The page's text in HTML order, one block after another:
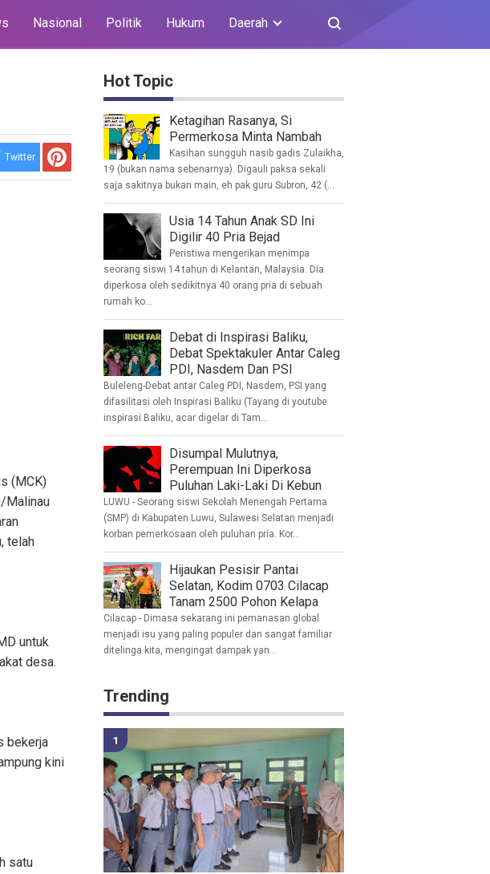
Nasional Politik Hukum Daerah
Twitter
(MCK)
Malinau
telah
untuk
desa.
bekerja
kini
satu
Hot Topic
Ketagihan Rasanya, Si
Permerkosa Minta Nambah
Kasihan sungguh nasib gadis Zulaikha,
19 (bukan nama sebenarnya). Digauli paksa sekali
saja sakitnya bukan main, eh pak guru Subron, 42 (...
Usia 14 Tahun Anak SD Ini
Digilir 40 Pria Bejad
Peristiwa mengerikan menimpa
seorang siswi 14 tahun di Kelantan, Malaysia. Dia
diperkosa oleh sedikitnya 40 orang pria di sebuah
rumah ko...
Debat di Inspirasi Baliku,
Debat Spektakuler Antar Caleg
PDI, Nasdem Dan PSI
Buleleng-Debat antar Caleg PDI, Nasdem, PSI yang
difasilitasi oleh Inspirasi Baliku (Tayang di youtube
inspirasi Baliku, acar digelar di Tam...
Disumpal Mulutnya,
Perempuan Ini Diperkosa
Puluhan Laki-Laki Di Kebun
LUWU - Seorang siswi Sekolah Menengah Pertama
(SMP) di Kabupaten Luwu, Sulawesi Selatan menjadi
korban pemerkosaan oleh puluhan pria. Kor...
Hijaukan Pesisir Pantai
Selatan, Kodim 0703 Cilacap
Tanam 2500 Pohon Kelapa
Cilacap - Dimasa sekarang ini pemanasan global
menjadi isu yang paling populer dan sangat familiar
ditelinga kita, mengingat dampak yan...
Trending